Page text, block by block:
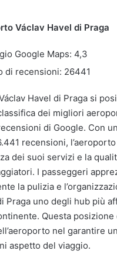
Václav Havel di Praga
Google Maps: 4,3
di recensioni: 26441
Havel di Praga si
dei migliori
di Google. Con
recensioni,
dei suoi servizi e la
I passeggeri
la pulizia e
Praga uno degli hub più
Questa
nel garantire
aspetto del viaggio.